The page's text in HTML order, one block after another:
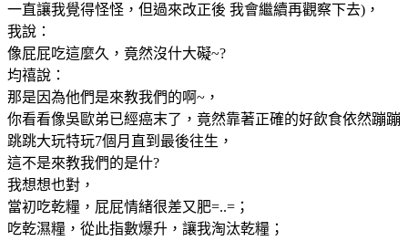
一直讓我覺得怪怪，但過來改正後 我會繼續再觀察下去)，
我說：
像屁屁吃這麼久，竟然沒什大礙~?
均禧說：
那是因為他們是來教我們的啊~，
你看看像吳歐弟已經癌末了，竟然靠著正確的好飲食依然蹦蹦
跳跳大玩特玩7個月直到最後往生，
這不是來教我們的是什?
我想想也對，
當初吃乾糧，屁屁情緒很差又肥=..=；
吃乾濕糧，從此指數爆升，讓我淘汰乾糧；